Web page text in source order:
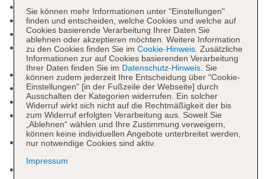
Gemeinschaftslounge/TV-Bereich
Gartenanlage, Sonnenterrasse
Pool: Indoor
Internet: WLAN/WiFi, im gesamten Hotel
(Anlage): ohne Gebühr
Internetterminal: ohne Gebühr
Wäscheservice: gegen Gebühr
Gepäckservice
Zahlungsarten: TUI Card / VISA, MasterCard, EC
Karte/Maestro
Haustier: Hund erlaubt: pro Tag ca. 20.00 EUR,
Reservierung notwendig
Parkmöglichkeiten: Parkplatz (nach
Sie können mehr Informationen unter "Einstellungen"
finden und entscheiden, welche Cookies und welche auf
Cookies basierende Verarbeitung Ihrer Daten Sie
ablehnen oder akzeptieren möchten. Weitere Information
zu den Cookies finden Sie im Cookie-Hinweis. Zusätzliche
Informationen zur auf Cookies basierenden Verarbeitung
Ihrer Daten finden Sie im Datenschutz-Hinweis. Sie
können zudem jederzeit Ihre Entscheidung über "Cookie-
Einstellungen" [in der Fußzeile der Webseite] durch
Ausschalten der Kategorien widerrufen. Ein solcher
Widerruf wirkt sich nicht auf die Rechtmäßigkeit der bis
zum Widerruf erfolgten Verarbeitung aus. Soweit Sie
„Ablehnen“ wählen und Ihre Zustimmung verweigern,
können keine individuellen Angebote unterbreitet werden,
nur notwendige Cookies sind aktiv.
Impressum